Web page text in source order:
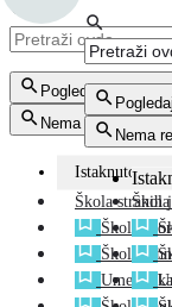
Nema
Pogledaj sve
Nema rezultata
Istaknuto
Škola stranih
Škola
Škola